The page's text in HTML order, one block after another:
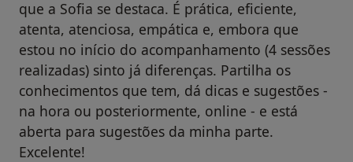
que a Sofia se destaca. É prática, eficiente,
atenta, atenciosa, empática e, embora que
estou no início do acompanhamento (4 sessões
realizadas) sinto já diferenças. Partilha os
conhecimentos que tem, dá dicas e sugestões -
na hora ou posteriormente, online - e está
aberta para sugestões da minha parte.
Excelente!